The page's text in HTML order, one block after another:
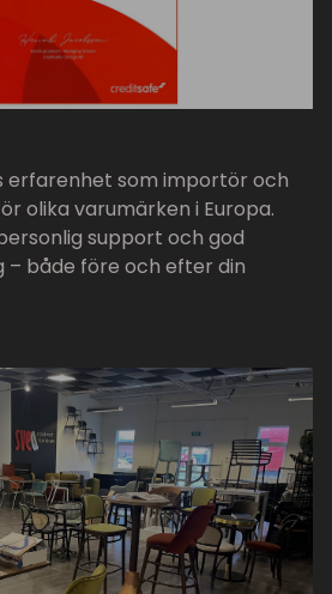
erfarenhet som importör och
olika varumärken i Europa.
support och god
– både före och efter din